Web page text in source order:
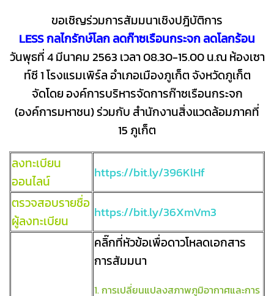
ขอเชิญร่วมการสัมมนาเชิงปฎิบัติการ
LESS กลไกรักษ์โลก ลดก๊าซเรือนกระจก ลดโลกร้อน
วันพุธที่ 4 มีนาคม 2563 เวลา 08.30-15.00 น.ณ ห้องเซา
ท์ซี 1 โรงแรมเพิร์ล อำเภอเมืองภูเก็ต จังหวัดภูเก็ต
จัดโดย องค์การบริหารจัดการก๊าซเรือนกระจก
(องค์การมหาชน)ร่วมกับ สำนักงานสิ่งแวดล้อมภาคที่
15 ภูเก็ต
ลงทะเบียน
ออนไลน์
https://bit.ly/396KlHf
ตรวจสอบรายชื่อ
ผู้ลงทะเบียน
https://bit.ly/36XmVm3
คลิ๊กที่หัวข้อเพื่อดาวโหลดเอกสาร
การสัมมนา
1. การเปลี่ยนแปลงสภาพภูมิอากาศและการ